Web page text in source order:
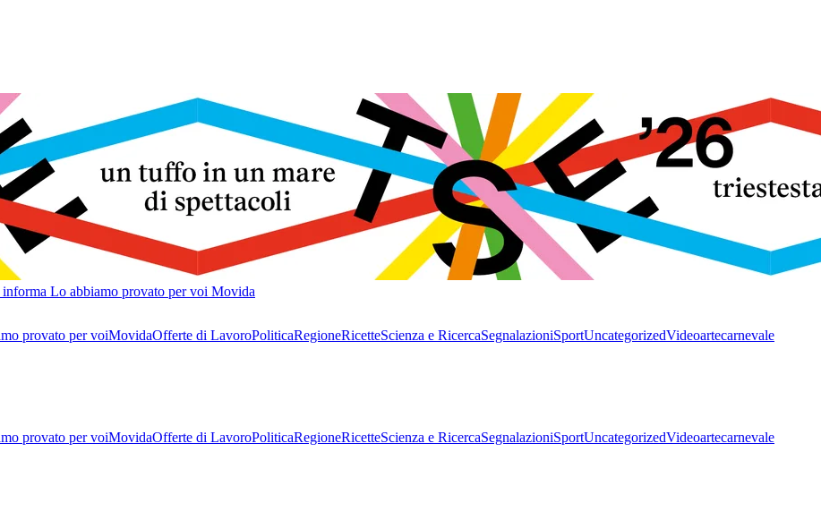
Lo abbiamo provato per voi Movida
provato per voiMovidaOfferte di LavoroPoliticaRegioneRicetteScienza e RicercaSegnalazioniSportUncategorizedVideoartecarnevale
provato per voiMovidaOfferte di LavoroPoliticaRegioneRicetteScienza e RicercaSegnalazioniSportUncategorizedVideoartecarnevale